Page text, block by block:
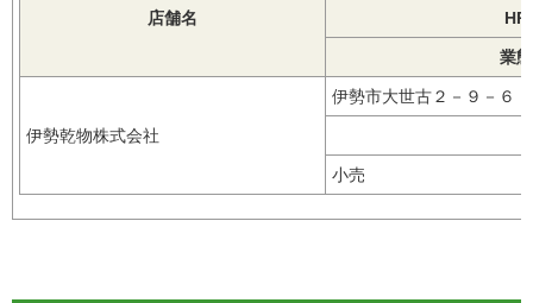
店舗名 HP
業
伊勢乾物株式会社
伊勢市大世古２－９－６
小売